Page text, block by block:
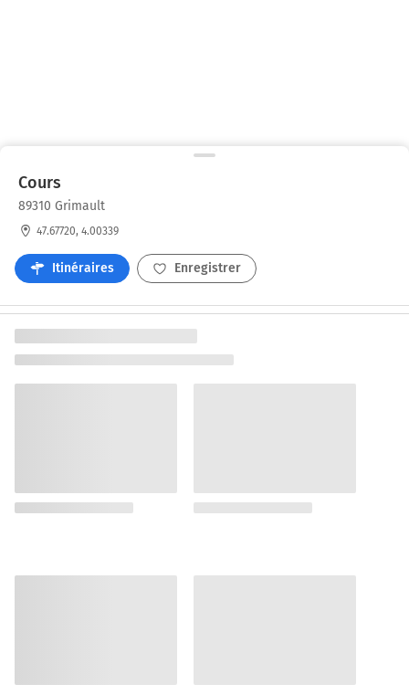
Cours
89310 Grimault
47.67720, 4.00339
Itinéraires Enregistrer